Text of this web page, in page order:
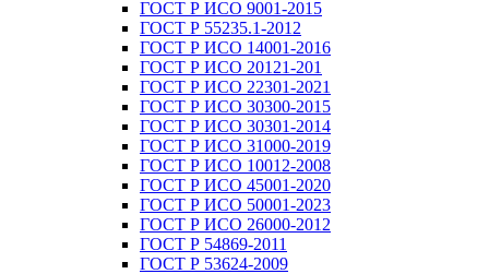
ГОСТ Р ИСО 9001-2015
ГОСТ Р 55235.1-2012
ГОСТ Р ИСО 14001-2016
ГОСТ Р ИСО 20121-201
ГОСТ Р ИСО 22301-2021
ГОСТ Р ИСО 30300-2015
ГОСТ Р ИСО 30301-2014
ГОСТ Р ИСО 31000-2019
ГОСТ Р ИСО 10012-2008
ГОСТ Р ИСО 45001-2020
ГОСТ Р ИСО 50001-2023
ГОСТ Р ИСО 26000-2012
ГОСТ Р 54869-2011
ГОСТ Р 53624-2009